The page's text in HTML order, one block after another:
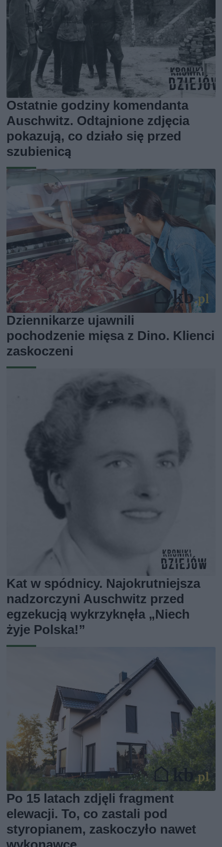
Ostatnie godziny komendanta
Auschwitz. Odtajnione zdjęcia
pokazują, co działo się przed
szubienicą
Dziennikarze ujawnili
pochodzenie mięsa z Dino. Klienci
zaskoczeni
Kat w spódnicy. Najokrutniejsza
nadzorczyni Auschwitz przed
egzekucją wykrzyknęła „Niech
żyje Polska!”
Po 15 latach zdjęli fragment
elewacji. To, co zastali pod
styropianem, zaskoczyło nawet